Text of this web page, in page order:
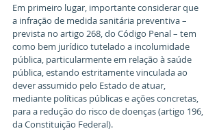
Em primeiro lugar, importante considerar que
a infração de medida sanitária preventiva –
prevista no artigo 268, do Código Penal – tem
como bem jurídico tutelado a incolumidade
pública, particularmente em relação à saúde
pública, estando estritamente vinculada ao
dever assumido pelo Estado de atuar,
mediante políticas públicas e ações concretas,
para a redução do risco de doenças (artigo 196,
da Constituição Federal).